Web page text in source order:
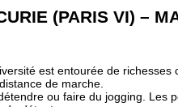
(PARIS VI) –
est entourée de richesses
de marche.
ou faire du jogging. Les